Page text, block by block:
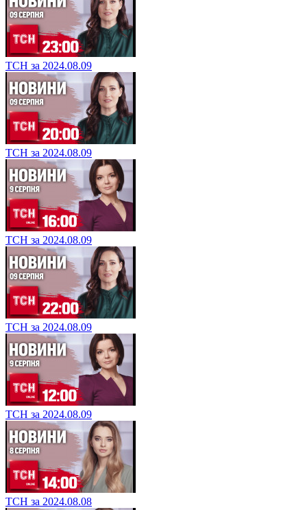
ТСН за 2024.08.09
ТСН за 2024.08.09
ТСН за 2024.08.09
ТСН за 2024.08.09
ТСН за 2024.08.09
ТСН за 2024.08.08